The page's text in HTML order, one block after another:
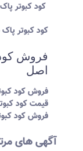
کود کبوتر پاک شده
فروش
اصل
فروش کود
قیمت کود
فروش کود
آگهی های